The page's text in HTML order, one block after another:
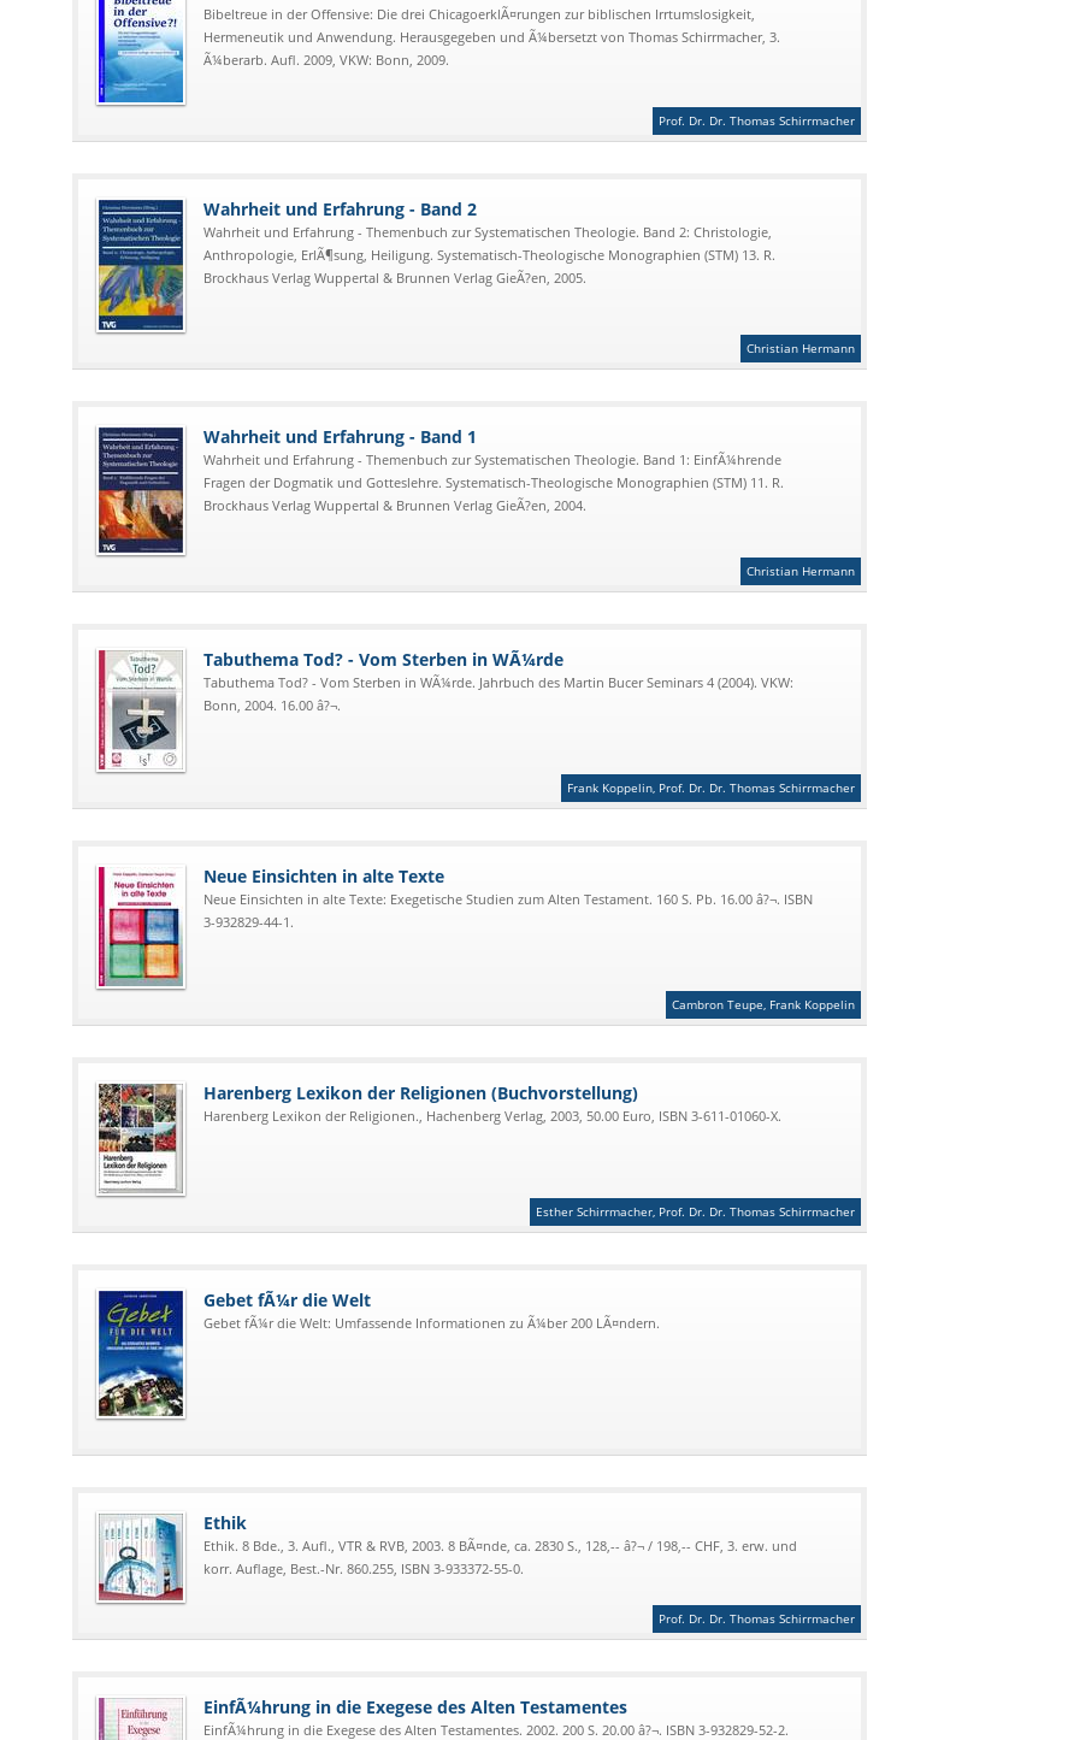
Bibeltreue in der Offensive: Die drei ChicagoerklÃ¤rungen zur biblischen Irrtumslosigkeit,
Hermeneutik und Anwendung. Herausgegeben und Ã¼bersetzt von Thomas Schirrmacher, 3.
Ã¼berarb. Aufl. 2009, VKW: Bonn, 2009.
Prof. Dr. Dr. Thomas Schirrmacher
Wahrheit und Erfahrung - Band 2
Wahrheit und Erfahrung - Themenbuch zur Systematischen Theologie. Band 2: Christologie,
Anthropologie, ErlÃ¶sung, Heiligung. Systematisch-Theologische Monographien (STM) 13. R.
Brockhaus Verlag Wuppertal & Brunnen Verlag GieÃ?en, 2005.
Christian Hermann
Wahrheit und Erfahrung - Band 1
Wahrheit und Erfahrung - Themenbuch zur Systematischen Theologie. Band 1: EinfÃ¼hrende
Fragen der Dogmatik und Gotteslehre. Systematisch-Theologische Monographien (STM) 11. R.
Brockhaus Verlag Wuppertal & Brunnen Verlag GieÃ?en, 2004.
Christian Hermann
Tabuthema Tod? - Vom Sterben in WÃ¼rde
Tabuthema Tod? - Vom Sterben in WÃ¼rde. Jahrbuch des Martin Bucer Seminars 4 (2004). VKW:
Bonn, 2004. 16.00 â?¬.
Frank Koppelin, Prof. Dr. Dr. Thomas Schirrmacher
Neue Einsichten in alte Texte
Neue Einsichten in alte Texte: Exegetische Studien zum Alten Testament. 160 S. Pb. 16.00 â?¬. ISBN
3-932829-44-1.
Cambron Teupe, Frank Koppelin
Harenberg Lexikon der Religionen (Buchvorstellung)
Harenberg Lexikon der Religionen., Hachenberg Verlag, 2003, 50.00 Euro, ISBN 3-611-01060-X.
Esther Schirrmacher, Prof. Dr. Dr. Thomas Schirrmacher
Gebet fÃ¼r die Welt
Gebet fÃ¼r die Welt: Umfassende Informationen zu Ã¼ber 200 LÃ¤ndern.
Ethik
Ethik. 8 Bde., 3. Aufl., VTR & RVB, 2003. 8 BÃ¤nde, ca. 2830 S., 128,-- â?¬ / 198,-- CHF, 3. erw. und
korr. Auflage, Best.-Nr. 860.255, ISBN 3-933372-55-0.
Prof. Dr. Dr. Thomas Schirrmacher
EinfÃ¼hrung in die Exegese des Alten Testamentes
EinfÃ¼hrung in die Exegese des Alten Testamentes. 2002. 200 S. 20.00 â?¬. ISBN 3-932829-52-2.